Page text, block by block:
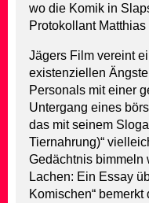
wo die Komik in
Protokollant Matthias
Jägers Film vereint
existenziellen
Personals mit einer
Untergang eines
das mit seinem
Tiernahrung)“
Gedächtnis bimmeln
Lachen: Ein Essay
Komischen“